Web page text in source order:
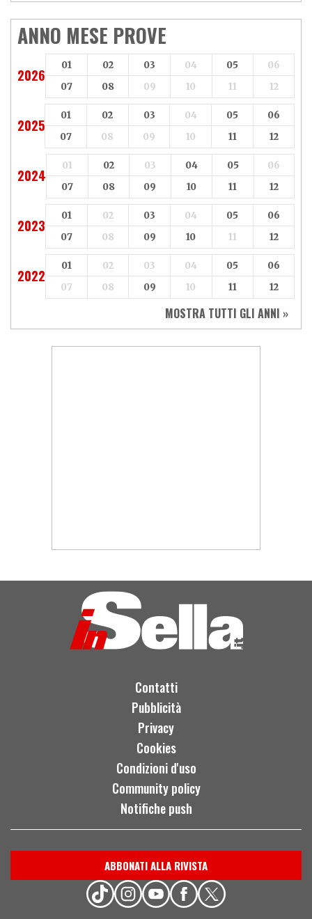
Aeon
Aspes
Axy
Baotian
ANNO MESE PROVE
2026
01 02 03 04 05
06
07
08 09 10 11 12
2025
01 02 03 04 05
06
07
08 09 10 11 12
2024
01 02 03 04 05
06
07
08 09 10 11 12
2023
01 02 03 04 05
06
07
08 09 10 11 12
2022
01 02 03 04 05
06
07
08 09 10 11 12
MOSTRA TUTTI GLI ANNI »
Contatti
Pubblicità
Privacy
Cookies
Condizioni d'uso
Community policy
Notifiche push
ABBONATI ALLA RIVISTA